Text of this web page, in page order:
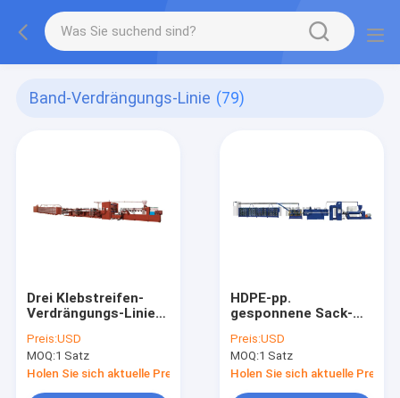
Band-Verdrängungs-Linie (79)
Drei Klebstreifen-
Verdrängungs-Linie
Mesh Bag Strap
800mm
Preis:USD
MOQ:1 Satz
Holen Sie sich aktuelle Preis
HDPE-pp.
gesponnene Sack-
Maschinen-Band-
Verdrängungs-Linie
Prozess 500kg H
macht
Preis:USD
MOQ:1 Satz
Holen Sie sich aktuelle Preis